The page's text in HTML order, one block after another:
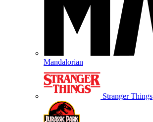
Mandalorian
Stranger Things